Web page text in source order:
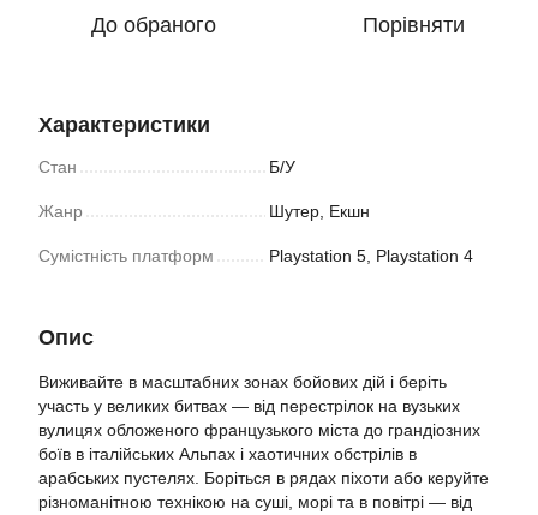
До обраного Порівняти
Характеристики
Стан Б/У
Жанр Шутер, Екшн
Сумістність платформ Playstation 5, Playstation 4
Опис
Виживайте в масштабних зонах бойових дій і беріть
участь у великих битвах — від перестрілок на вузьких
вулицях обложеного французького міста до грандіозних
боїв в італійських Альпах і хаотичних обстрілів в
арабських пустелях. Боріться в рядах піхоти або керуйте
різноманітною технікою на суші, морі та в повітрі — від